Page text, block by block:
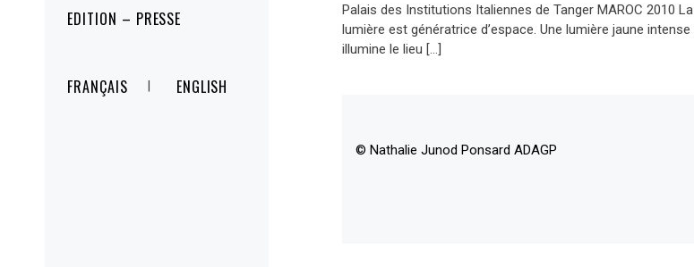
EDITION – PRESSE
FRANÇAIS ENGLISH
Palais des Institutions Italiennes de Tanger MAROC 2010 La
lumière est génératrice d’espace. Une lumière jaune intense
illumine le lieu […]
© Nathalie Junod Ponsard ADAGP